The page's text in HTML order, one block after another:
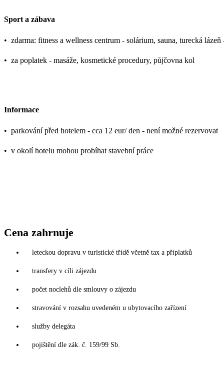
Sport a zábava
• zdarma: fitness a wellness centrum - solárium, sauna, turecká
• za poplatek - masáže, kosmetické procedury, půjčovna kol
Informace
• parkování před hotelem - cca 12 eur/ den - není možné rezervovat
• v okolí hotelu mohou probíhat stavební práce
Cena zahrnuje
leteckou dopravu v turistické třídě včetně tax a příplatků
transfery v cíli zájezdu
počet noclehů dle smlouvy o zájezdu
stravování v rozsahu uvedeném u ubytovacího zařízení
služby delegáta
pojištění dle zák. č. 159/99 Sb.